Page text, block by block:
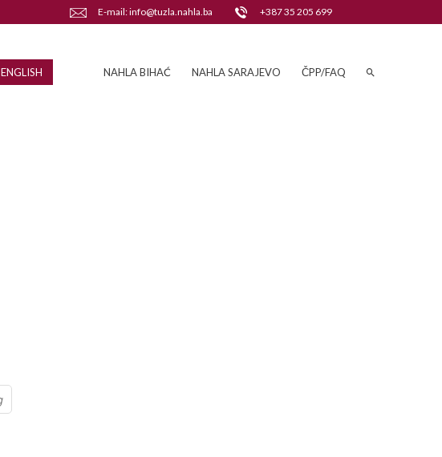
E-mail: info@tuzla.nahla.ba +387 35 205 699
ENGLISH NAHLA BIHAĆ NAHLA SARAJEVO ČPP/FAQ